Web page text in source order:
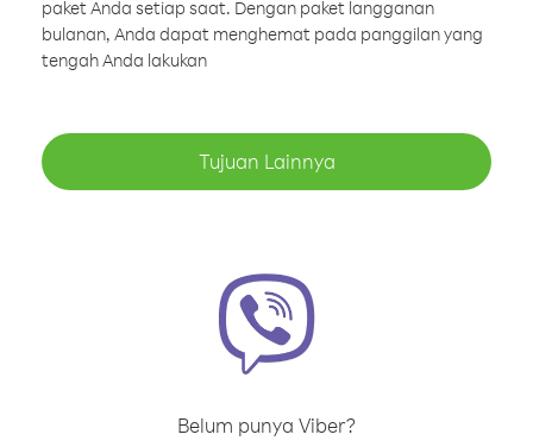
paket Anda setiap saat. Dengan paket langganan
bulanan, Anda dapat menghemat pada panggilan yang
tengah Anda lakukan
Tujuan Lainnya
Belum punya Viber?